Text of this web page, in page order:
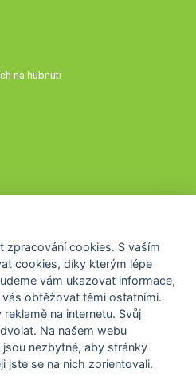
na hubnutí
zpracování cookies. S vaším
cookies, díky kterým lépe
vám ukazovat informace,
vás obtěžovat těmi ostatními.
na internetu. Svůj
Na našem webu
nezbytné, aby stránky
jste se na nich zorientovali.